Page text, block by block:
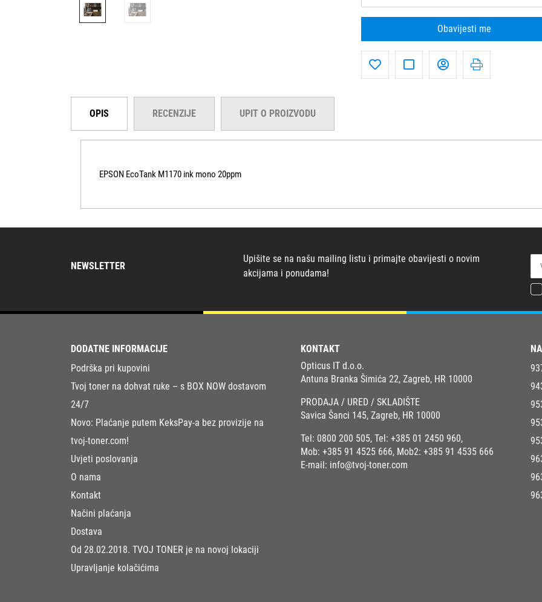
Obavijesti me
OPIS RECENZIJE UPIT O PROIZVODU
EPSON EcoTank M1170 ink mono 20ppm
NEWSLETTER
Upišite se na našu mailing listu i primajte obavijesti o novim
akcijama i ponudama!
DODATNE INFORMACIJE
Podrška pri kupovini
Tvoj toner na dohvat ruke – s BOX NOW dostavom
24/7
Novo: Plaćanje putem KeksPay-a bez provizije na
tvoj-toner.com!
Uvjeti poslovanja
O nama
Kontakt
Načini plaćanja
Dostava
Od 28.02.2018. TVOJ TONER je na novoj lokaciji
Upravljanje kolačićima
KONTAKT
Opticus IT d.o.o.
Antuna Branka Šimića 22, Zagreb, HR 10000
PRODAJA / URED / SKLADIŠTE
Savica Šanci 145, Zagreb, HR 10000
Tel: 0800 200 505, Tel: +385 01 2450 960,
Mob: +385 91 4525 666, Mob2: +385 91 4535 666
E-mail: info@tvoj-toner.com